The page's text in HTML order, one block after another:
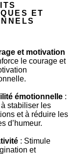
ET
et motivation
le courage et
émotionnelle :
stabiliser les
et à réduire les
d’humeur.
: Stimule
et